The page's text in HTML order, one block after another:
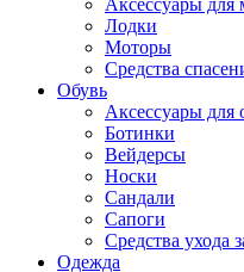
Аксессуары для
Лодки
Моторы
Средства
Обувь
Аксессуары для
Ботинки
Вейдерсы
Носки
Сандали
Сапоги
Средства ухода
Одежда